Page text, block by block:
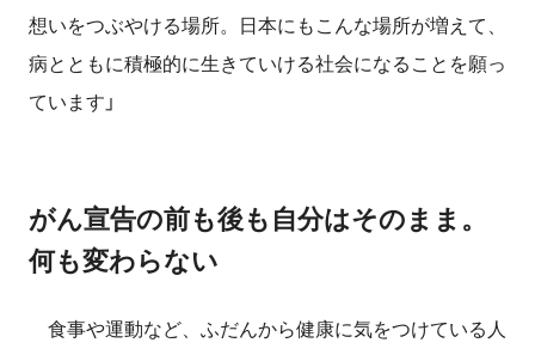
想いをつぶやける場所。日本にもこんな場所が増えて、
病とともに積極的に生きていける社会になることを願っ
ています」
がん宣告の前も後も自分はそのまま。
何も変わらない
食事や運動など、ふだんから健康に気をつけている人